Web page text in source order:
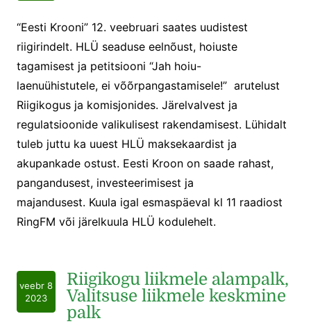
“Eesti Krooni” 12. veebruari saates uudistest
riigirindelt. HLÜ seaduse eelnõust, hoiuste
tagamisest ja petitsiooni “Jah hoiu-
laenuühistutele, ei võõrpangastamisele!” arutelust
Riigikogus ja komisjonides. Järelvalvest ja
regulatsioonide valikulisest rakendamisest. Lühidalt
tuleb juttu ka uuest HLÜ maksekaardist ja
akupankade ostust. Eesti Kroon on saade rahast,
pangandusest, investeerimisest ja
majandusest. Kuula igal esmaspäeval kl 11 raadiost
RingFM või järelkuula HLÜ kodulehelt.
veebr 8
2023
Riigikogu liikmele alampalk,
Valitsuse liikmele keskmine
palk